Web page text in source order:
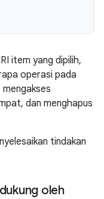
item yang dipilih,
operasi pada
dan menghapus
tindakan
oleh